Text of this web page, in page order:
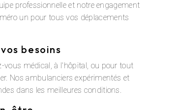
professionnelle et notre engagement
un pour tous vos déplacements
besoins
vous médical, à l'hôpital, ou pour tout
Nos ambulanciers expérimentés et
dans les meilleures conditions.